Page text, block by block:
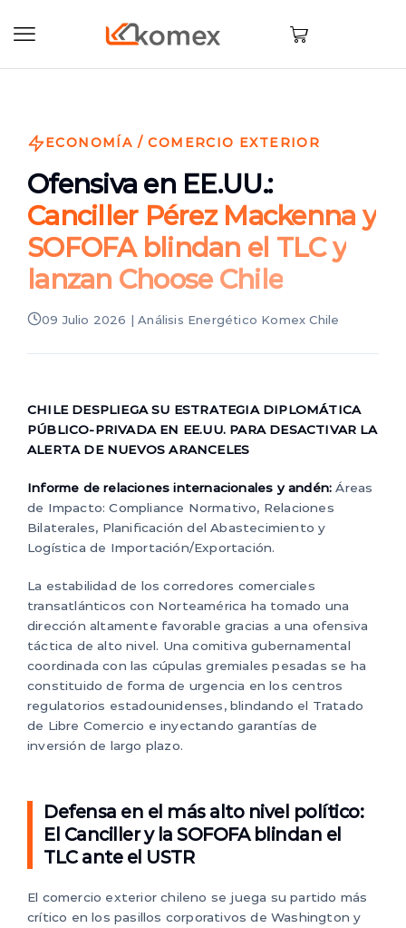
ECONOMÍA / COMERCIO EXTERIOR
Ofensiva en EE.UU.:
Canciller Pérez Mackenna y
SOFOFA blindan el TLC y
lanzan Choose Chile
09 Julio 2026 | Análisis Energético Komex Chile
CHILE DESPLIEGA SU ESTRATEGIA DIPLOMÁTICA
PÚBLICO-PRIVADA EN EE.UU. PARA DESACTIVAR LA
ALERTA DE NUEVOS ARANCELES
Informe de relaciones internacionales y andén: Áreas
de Impacto: Compliance Normativo, Relaciones
Bilaterales, Planificación del Abastecimiento y
Logística de Importación/Exportación.
La estabilidad de los corredores comerciales
transatlánticos con Norteamérica ha tomado una
dirección altamente favorable gracias a una ofensiva
táctica de alto nivel. Una comitiva gubernamental
coordinada con las cúpulas gremiales pesadas se ha
constituido de forma de urgencia en los centros
regulatorios estadounidenses, blindando el Tratado
de Libre Comercio e inyectando garantías de
inversión de largo plazo.
Defensa en el más alto nivel político:
El Canciller y la SOFOFA blindan el
TLC ante el USTR
El comercio exterior chileno se juega su partido más
crítico en los pasillos corporativos de Washington y